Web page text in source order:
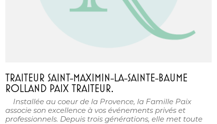
TRAITEUR SAINT-MAXIMIN-LA-SAINTE-BAUME
ROLLAND PAIX TRAITEUR.
Installée au coeur de la Provence, la Famille Paix
associe son excellence à vos événements privés et
professionnels. Depuis trois générations, elle met toute